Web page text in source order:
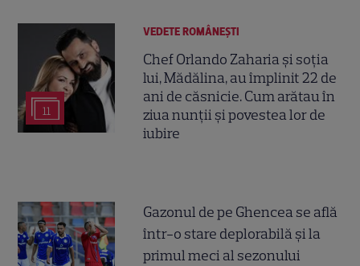
11
VEDETE ROMÂNEŞTI
Chef Orlando Zaharia și soția
lui, Mădălina, au împlinit 22 de
ani de căsnicie. Cum arătau în
ziua nunții și povestea lor de
iubire
Gazonul de pe Ghencea se află
într-o stare deplorabilă și la
primul meci al sezonului